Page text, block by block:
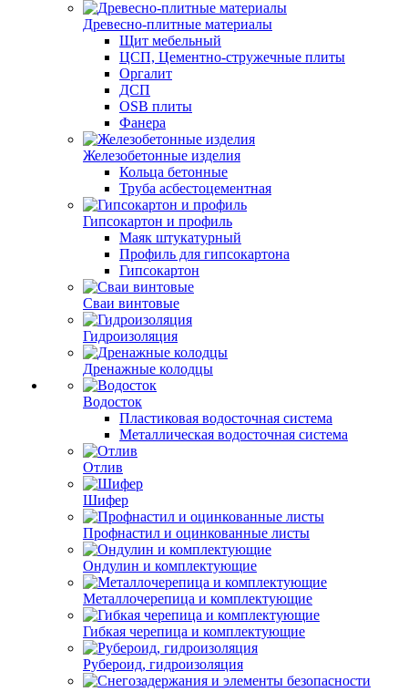
Древесно-плитные материалы
Щит мебельный
ЦСП, Цементно-стружечные плиты
Оргалит
ДСП
OSB плиты
Фанера
Железобетонные изделия
Кольца бетонные
Труба асбестоцементная
Гипсокартон и профиль
Маяк штукатурный
Профиль для гипсокартона
Гипсокартон
Сваи винтовые
Гидроизоляция
Дренажные колодцы
Водосток
Пластиковая водосточная система
Металлическая водосточная система
Отлив
Шифер
Профнастил и оцинкованные листы
Ондулин и комплектующие
Металлочерепица и комплектующие
Гибкая черепица и комплектующие
Рубероид, гидроизоляция